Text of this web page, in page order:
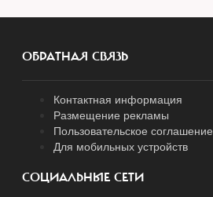
ОБРАТНАЯ СВЯЗЬ
Контактная информация
Размещение рекламы
Пользовательское соглашение
Для мобильных устройств
СОЦИАЛЬНЫЕ СЕТИ